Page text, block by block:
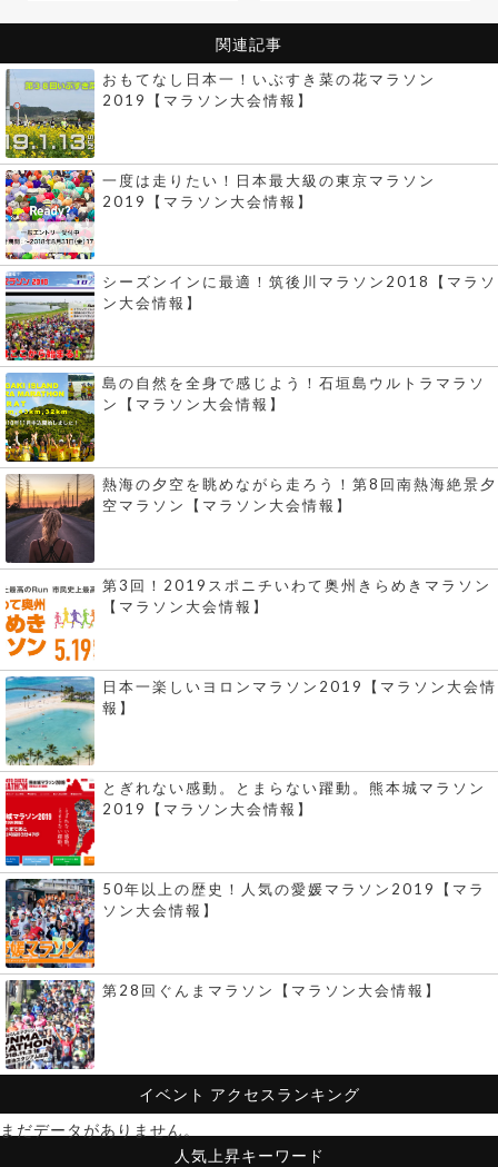
関連記事
おもてなし日本一！いぶすき菜の花マラソン
2019【マラソン大会情報】
一度は走りたい！日本最大級の東京マラソン
2019【マラソン大会情報】
シーズンインに最適！筑後川マラソン2018【マラソ
ン大会情報】
島の自然を全身で感じよう！石垣島ウルトラマラソ
ン【マラソン大会情報】
熱海の夕空を眺めながら走ろう！第8回南熱海絶景夕
空マラソン【マラソン大会情報】
第3回！2019スポニチいわて奥州きらめきマラソン
【マラソン大会情報】
日本一楽しいヨロンマラソン2019【マラソン大会情
報】
とぎれない感動。とまらない躍動。熊本城マラソン
2019【マラソン大会情報】
50年以上の歴史！人気の愛媛マラソン2019【マラ
ソン大会情報】
第28回ぐんまマラソン【マラソン大会情報】
イベント アクセスランキング
まだデータがありません。
人気上昇キーワード